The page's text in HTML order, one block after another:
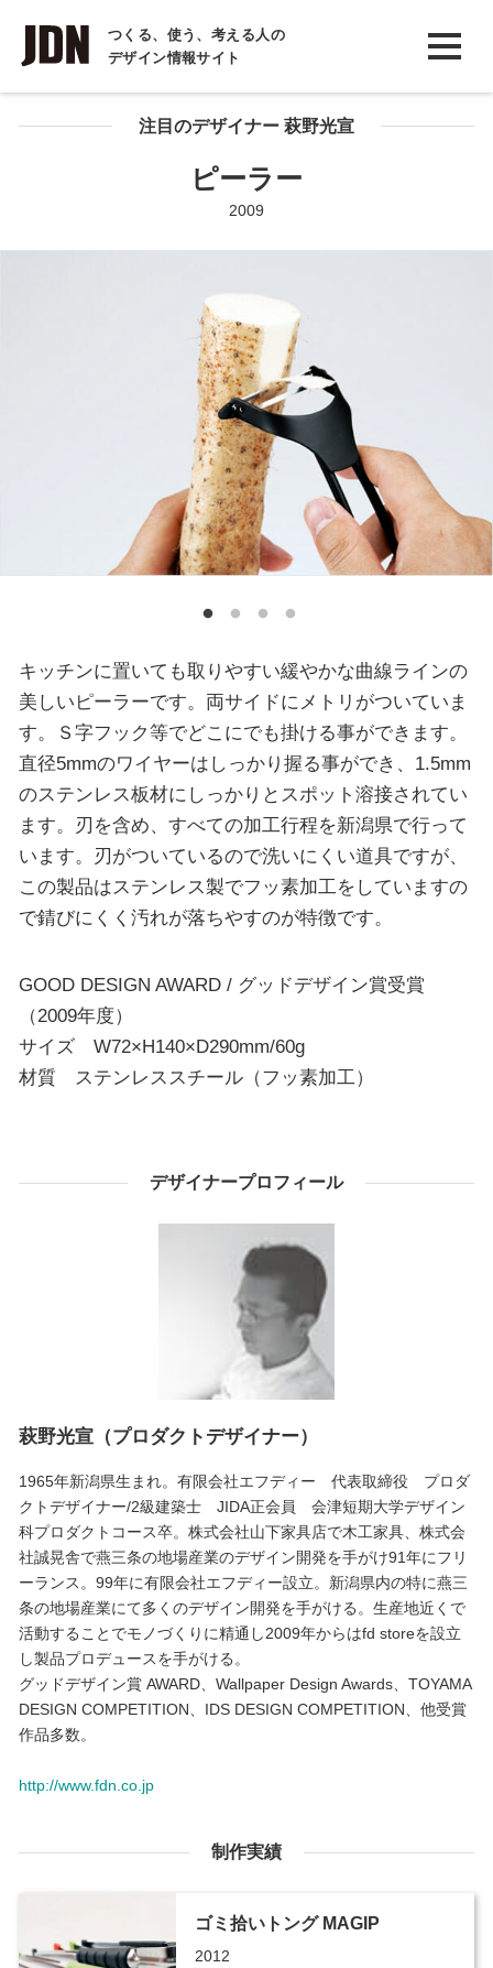
つくる、使う、考える人の
デザイン情報サイト
INTERVIEW
インタビュー
REPORT注目のデザイナー 萩野光宣
ピーラー
2009
キッチンに置いても取りやすい緩やかな曲線ラインの
美しいピーラーです。両サイドにメトリがついていま
す。Ｓ字フック等でどこにでも掛ける事ができます。
直径5mmのワイヤーはしっかり握る事ができ、1.5mm
のステンレス板材にしっかりとスポット溶接されてい
ます。刃を含め、すべての加工行程を新潟県で行って
います。刃がついているので洗いにくい道具ですが、
この製品はステンレス製でフッ素加工をしていますの
で錆びにくく汚れが落ちやすのが特徴です。
GOOD DESIGN AWARD / グッドデザイン賞受賞
（2009年度）
サイズ W72×H140×D290mm/60g
材質 ステンレススチール（フッ素加工）
デザイナープロフィール
萩野光宣（プロダクトデザイナー）
1965年新潟県生まれ。有限会社エフディー 代表取締役 プロダ
クトデザイナー/2級建築士 JIDA正会員 会津短期大学デザイン
科プロダクトコース卒。株式会社山下家具店で木工家具、株式会
社誠晃舎で燕三条の地場産業のデザイン開発を手がけ91年にフリ
ーランス。99年に有限会社エフディー設立。新潟県内の特に燕三
条の地場産業にて多くのデザイン開発を手がける。生産地近くで
活動することでモノづくりに精通し2009年からはfd storeを設立
し製品プロデュースを手がける。
グッドデザイン賞 AWARD、Wallpaper Design Awards、TOYAMA
DESIGN COMPETITION、IDS DESIGN COMPETITION、他受賞
作品多数。
http://www.fdn.co.jp
制作実績
ゴミ拾いトング MAGIP
2012